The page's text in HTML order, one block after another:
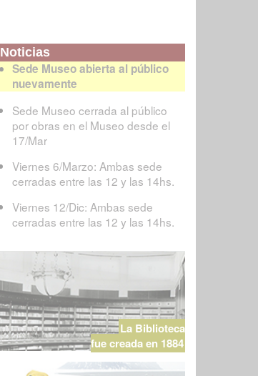
Noticias
Sede Museo abierta al público
nuevamente
Sede Museo cerrada al público
por obras en el Museo desde el
17/Mar
Viernes 6/Marzo: Ambas sede
cerradas entre las 12 y las 14hs.
Viernes 12/Dic: Ambas sede
cerradas entre las 12 y las 14hs.
La Biblioteca
fue creada en 1884